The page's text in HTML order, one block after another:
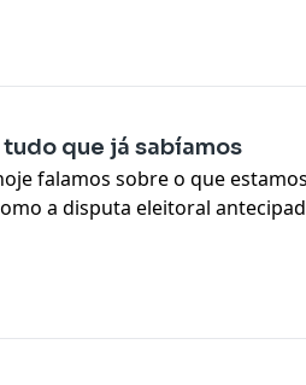
tudo que já sabíamos
falamos sobre o que
a disputa eleitoral
Recomendação do convidado:
Paiva Nosso apoiador: A
apoia o Podcast NBW.
partir […]